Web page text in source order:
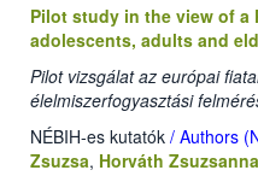
Pilot study in the view of a
adolescents, adults and
Pilot vizsgálat az európai
élelmiszerfogyasztási
NÉBIH-es kutatók / Authors
Zsuzsa, Horváth Zsuzsanna